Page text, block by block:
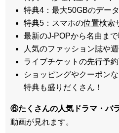
特典4：最大50GBのデー
特典5：スマホの位置検索
最新のJ-POPから名曲ま
人気のファッション誌や
ライブチケットの先行予約
ショッピングやクーポン
特典も盛りだくさん！
⑥たくさんの人気ドラマ・バ
動画が見れます。